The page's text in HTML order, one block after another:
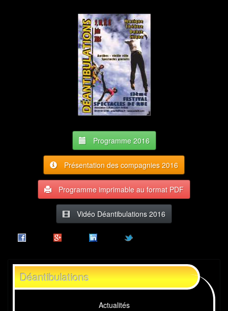
Programme 2016
Présentation des compagnies 2016
Programme imprimable au format PDF
Vidéo Déantibulations 2016
Déantibulations
Actualités